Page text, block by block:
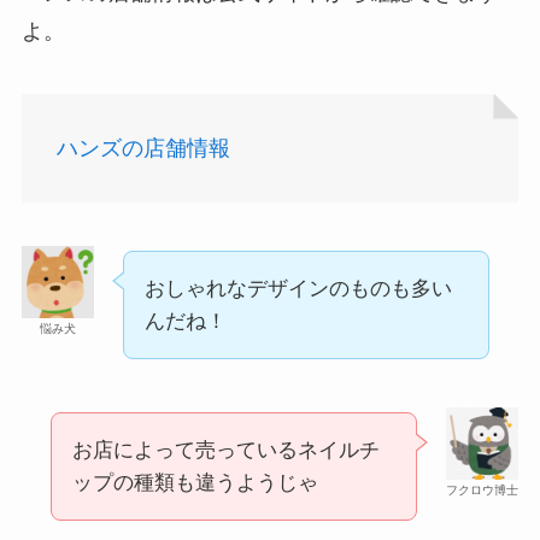
には売ってない？
務スーパーで買える！
よ。
ハンズの店舗情報
悩み犬
おしゃれなデザインのものも多い
んだね！
フクロウ博士
お店によって売っているネイルチ
ップの種類も違うようじゃ